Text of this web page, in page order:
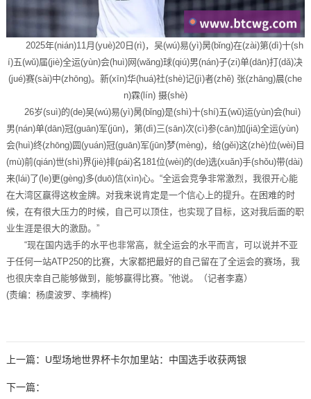
2025年(nián)11月(yuè)20日(rì)，吴(wú)易(yì)昺(bǐng)在(zài)第(dì)十(sh
í)五(wǔ)届(jiè)全运(yùn)会(huì)网(wǎng)球(qiú)男(nán)子(zi)单(dān)打(dǎ)决
(jué)赛(sài)中(zhōng)。新(xīn)华(huá)社(shè)记(jì)者(zhě) 张(zhāng)晨(che
n)霖(lín) 摄(shè)
26岁(suì)的(de)吴(wú)易(yì)昺(bǐng)是(shì)十(shí)五(wǔ)运(yùn)会(huì)
男(nán)单(dān)冠(guān)军(jūn)，第(dì)三(sān)次(cì)参(cān)加(jiā)全运(yùn)
会(huì)终(zhōng)圆(yuán)冠(guān)军(jūn)梦(mèng)，给(gěi)这(zhè)位(wèi)目
(mù)前(qián)世(shì)界(jiè)排(pái)名181位(wèi)的(de)选(xuǎn)手(shǒu)带(dài)
来(lái)了(le)更(gèng)多(duō)信(xìn)心。“全运会竞争非常激烈，我很开心能
在大湾区赢得这枚金牌。对我来说肯定是一个信心上的提升。在困难的时
候，在有很大压力的时候，自己可以顶住，也实现了目标，这对我后面的职
业生涯是很大的激励。”
“现在国内选手的水平也非常高，就全运会的水平而言，可以说并不亚
于任何一站ATP250的比赛，大家都把最好的自己留在了全运会的赛场，我
也很庆幸自己能够做到，能够赢得比赛。”他说。（记者李嘉）
(责编：杨虞波罗、李楠桦)
上一篇： U型场地世界杯卡尔加里站：中国选手收获两银
下一篇：